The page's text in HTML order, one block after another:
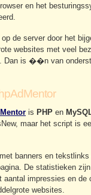
en het
de server door het
websites met veel
Dan is ��n van
is PHP en
maar het script is
banners en
De statistieken
impressies en de
websites.